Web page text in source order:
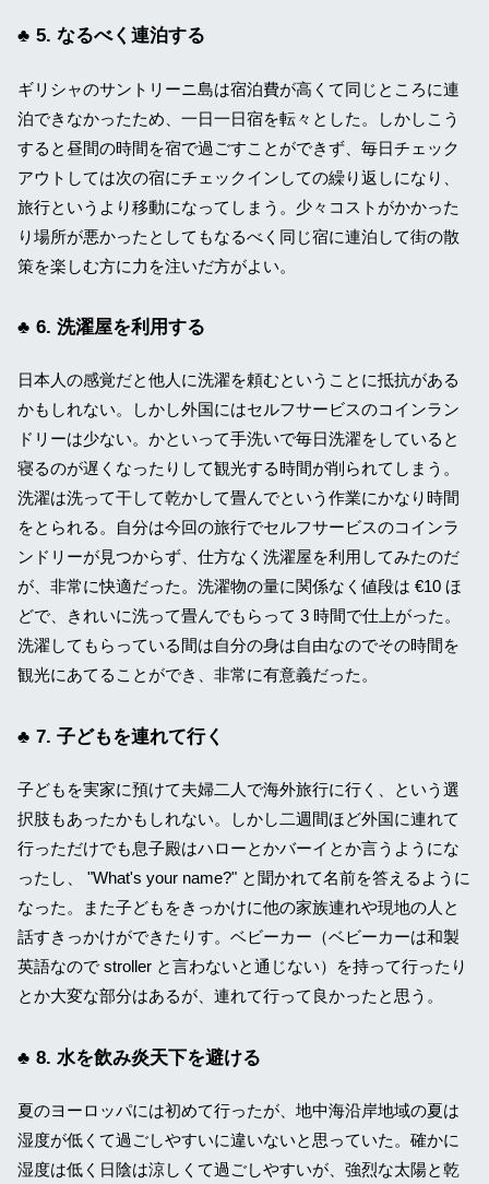
5. なるべく連泊する
ギリシャのサントリーニ島は宿泊費が高くて同じところに連
泊できなかったため、一日一日宿を転々とした。しかしこう
すると昼間の時間を宿で過ごすことができず、毎日チェック
アウトしては次の宿にチェックインしての繰り返しになり、
旅行というより移動になってしまう。少々コストがかかった
り場所が悪かったとしてもなるべく同じ宿に連泊して街の散
策を楽しむ方に力を注いだ方がよい。
6. 洗濯屋を利用する
日本人の感覚だと他人に洗濯を頼むということに抵抗がある
かもしれない。しかし外国にはセルフサービスのコインラン
ドリーは少ない。かといって手洗いで毎日洗濯をしていると
寝るのが遅くなったりして観光する時間が削られてしまう。
洗濯は洗って干して乾かして畳んでという作業にかなり時間
をとられる。自分は今回の旅行でセルフサービスのコインラ
ンドリーが見つからず、仕方なく洗濯屋を利用してみたのだ
が、非常に快適だった。洗濯物の量に関係なく値段は €10 ほ
どで、きれいに洗って畳んでもらって 3 時間で仕上がった。
洗濯してもらっている間は自分の身は自由なのでその時間を
観光にあてることができ、非常に有意義だった。
7. 子どもを連れて行く
子どもを実家に預けて夫婦二人で海外旅行に行く、という選
択肢もあったかもしれない。しかし二週間ほど外国に連れて
行っただけでも息子殿はハローとかバーイとか言うようにな
ったし、 "What's your name?" と聞かれて名前を答えるように
なった。また子どもをきっかけに他の家族連れや現地の人と
話すきっかけができたりす。ベビーカー（ベビーカーは和製
英語なので stroller と言わないと通じない）を持って行ったり
とか大変な部分はあるが、連れて行って良かったと思う。
8. 水を飲み炎天下を避ける
夏のヨーロッパには初めて行ったが、地中海沿岸地域の夏は
湿度が低くて過ごしやすいに違いないと思っていた。確かに
湿度は低く日陰は涼しくて過ごしやすいが、強烈な太陽と乾